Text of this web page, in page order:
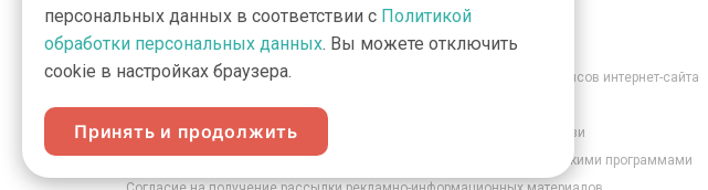
Пользовательское соглашение об использовании материалов и сервисов интернет-сайта
Положение об обработке персональных данных
Согласие на обработку персональных данных в формах обратной связи
Согласие на обработку персональных данных, собираемых метрическими программами
персональных данных в соответствии с Политикой
обработки персональных данных. Вы можете отключить
cookie в настройках браузера.
Принять и продолжить